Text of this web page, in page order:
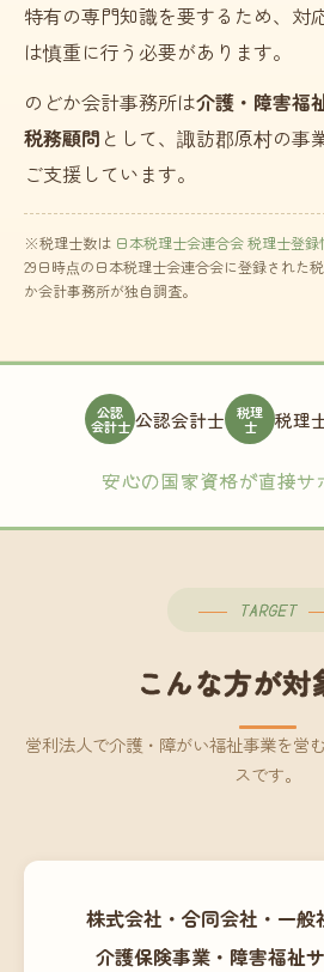
特有の専門知識を要するため、対
は慎重に行う必要があります。
のどか会計事務所は介護・障害福
税務顧問 として、諏訪郡原村の事
ご支援しています。
※税理士数は 日本税理士会連合会 税理士登録
29日時点の日本税理士会連合会に登録された
か会計事務所が独自調査。
公認
会計士 公認会計士 税理
士 税理
安心の国家資格が直接サ
TARGET
こんな方が対
営利法人で介護・障がい福祉事業を営
スです。
株式会社・合同会社・一般
介護保険事業・障害福祉